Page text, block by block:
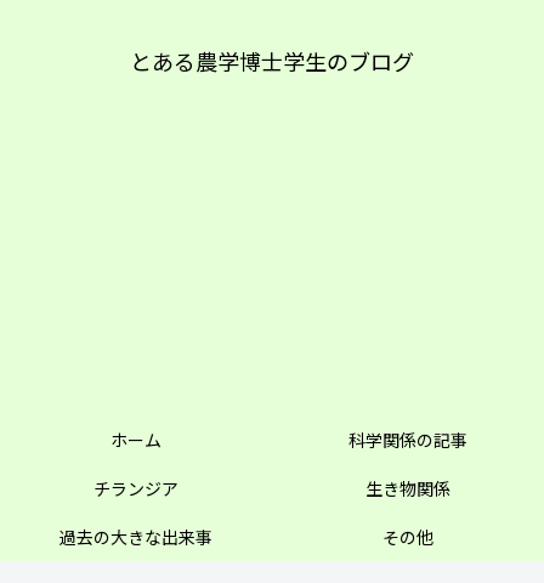
とある農学博士学生のブログ
ホーム
科学関係の記事
チランジア
生き物関係
過去の大きな出来事
その他